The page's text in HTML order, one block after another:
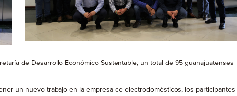
de Desarrollo Económico Sustentable, un total de 95 guanajuatenses
un nuevo trabajo en la empresa de electrodomésticos, los participantes